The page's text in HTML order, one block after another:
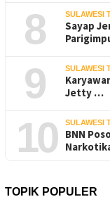
8 SULAWESI
Sayap
9 SULAWESI
Jetty …
10 SULAWESI
BNN
TOPIK POPULER